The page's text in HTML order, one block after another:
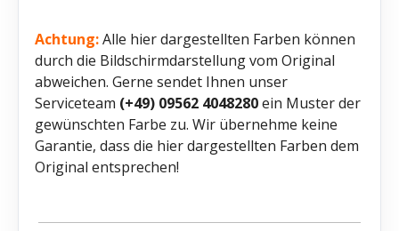
Achtung:Alle hier dargestellten Farben können
durch die Bildschirmdarstellung vom Original
abweichen. Gerne sendet Ihnen unser
Serviceteam (+49) 09562 4048280ein Muster der
gewünschten Farbe zu. Wir übernehme keine
Garantie, dass die hier dargestellten Farben dem
Original entsprechen!